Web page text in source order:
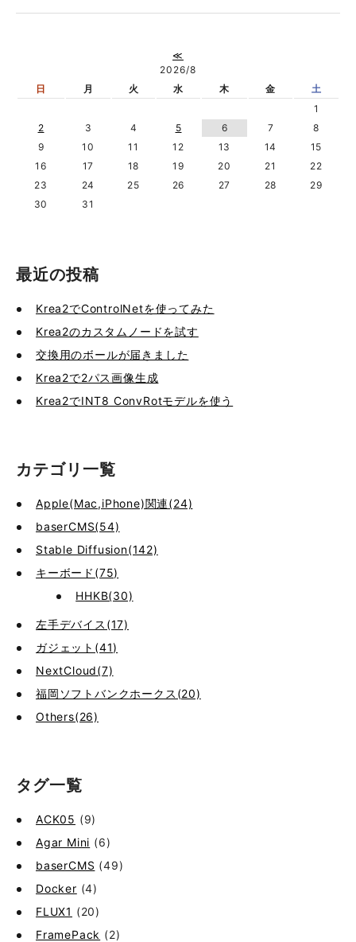
≪
2026/8
日
月 火 水 木 金
土
1
2
3 4 5 6 7
8
9
10 11 12 13 14
15
16
17 18 19 20 21
22
23
24 25 26 27 28
29
30
31
最近の投稿
Krea2でControlNetを使ってみた
Krea2のカスタムノードを試す
交換用のボールが届きました
Krea2で2パス画像生成
Krea2でINT8 ConvRotモデルを使う
カテゴリ一覧
Apple(Mac,iPhone)関連(24)
baserCMS(54)
Stable Diffusion(142)
キーボード(75)
HHKB(30)
左手デバイス(17)
ガジェット(41)
NextCloud(7)
福岡ソフトバンクホークス(20)
Others(26)
タグ一覧
ACK05 (9)
Agar Mini (6)
baserCMS (49)
Docker (4)
FLUX1 (20)
FramePack (2)